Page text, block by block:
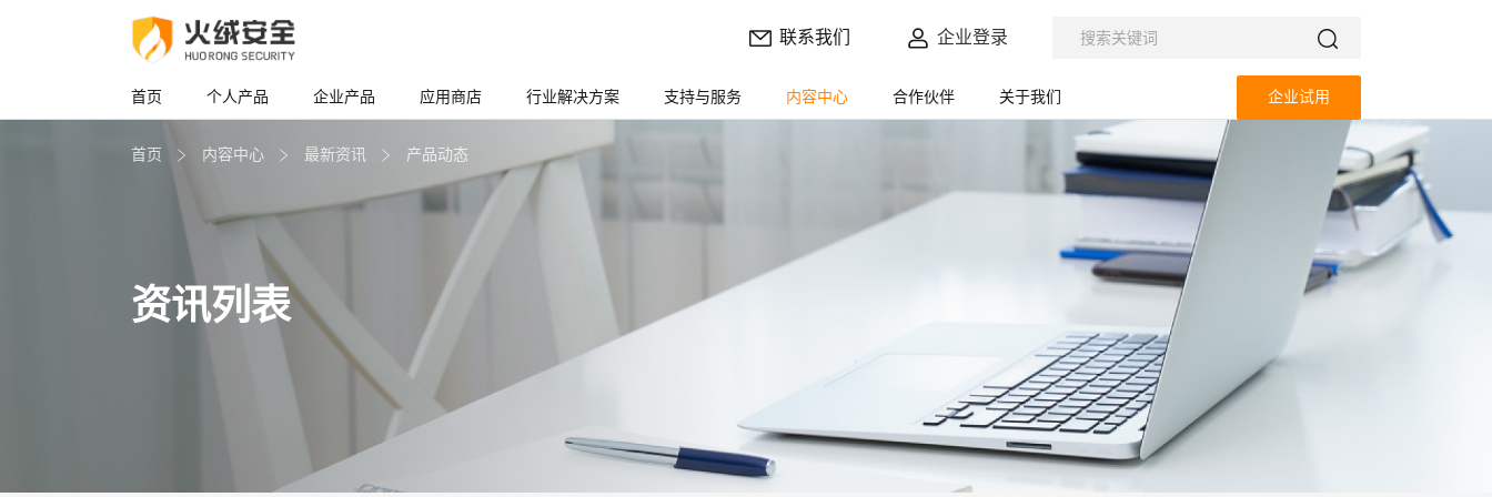
联系我们 企业登录
首页 个人产品 企业产品 应用商店 行业解决方案 支持与服务 内容中心 合作伙伴 关于我们 企业试用
资讯列表
首页 内容中心 最新资讯 产品动态